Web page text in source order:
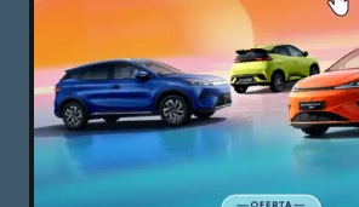
“É uma honra integrar na nossa
profissional com o prestígio do
Gonçalves”, afirma Ramón Berra,
Miranza. “Desempenhará um
na consolidação do projeto